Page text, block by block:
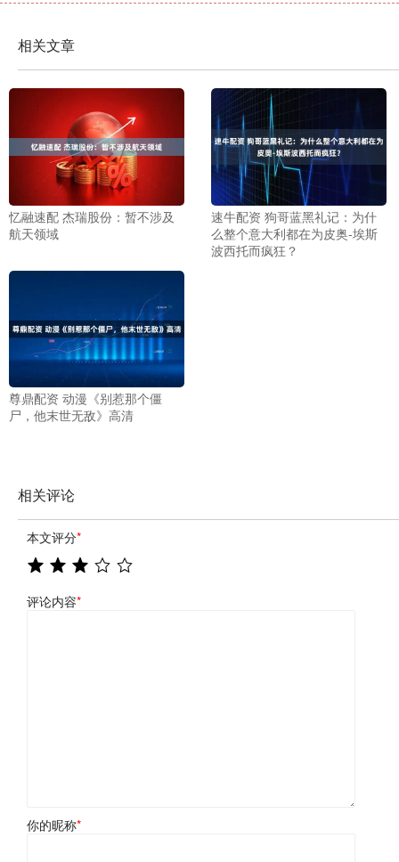
相关文章
忆融速配 杰瑞股份：暂不涉及
航天领域
速牛配资 狗哥蓝黑礼记：为什
么整个意大利都在为皮奥-埃斯
波西托而疯狂？
尊鼎配资 动漫《别惹那个僵
尸，他末世无敌》高清
相关评论
本文评分*
评论内容*
你的昵称*